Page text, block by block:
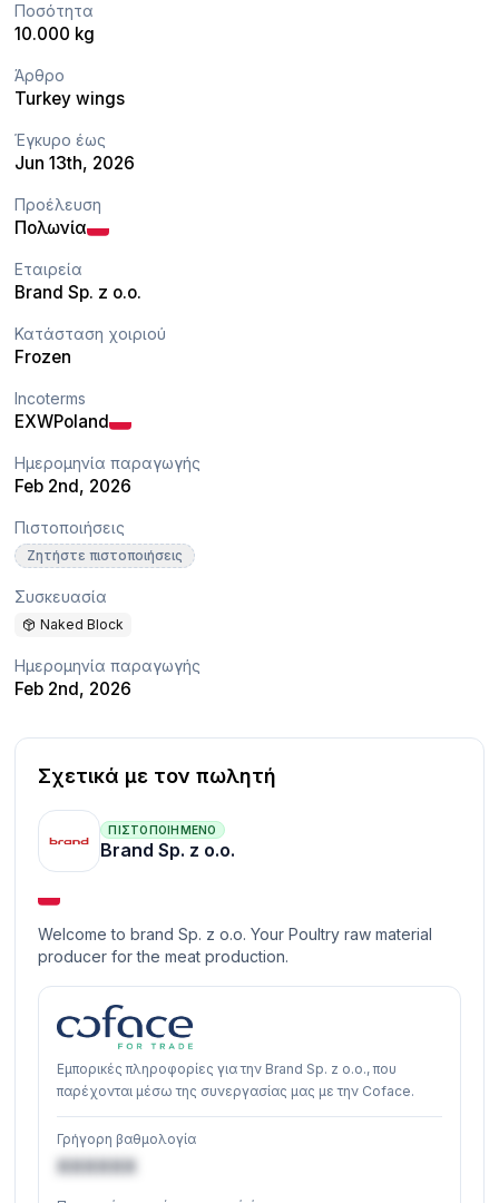
Ποσότητα
10.000 kg
Άρθρο
Turkey wings
Έγκυρο έως
Jun 13th, 2026
Προέλευση
Πολωνία
Εταιρεία
Brand Sp. z o.o.
Κατάσταση χοιριού
Frozen
Incoterms
EXWPoland
Ημερομηνία παραγωγής
Feb 2nd, 2026
Πιστοποιήσεις
Ζητήστε πιστοποιήσεις
Συσκευασία
Naked Block
Ημερομηνία παραγωγής
Feb 2nd, 2026
Σχετικά με τον πωλητή
ΠΙΣΤΟΠΟΙΗΜΈΝΟ
Brand Sp. z o.o.
Welcome to brand Sp. z o.o. Your Poultry raw material
producer for the meat production.
Εμπορικές πληροφορίες για την Brand Sp. z o.o., που
παρέχονται μέσω της συνεργασίας μας με την Coface.
Γρήγορη βαθμολογία
XXXXXX